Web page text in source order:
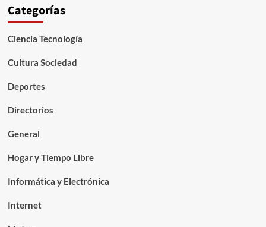
Categorías
Ciencia Tecnología
Cultura Sociedad
Deportes
Directorios
General
Hogar y Tiempo Libre
Informática y Electrónica
Internet